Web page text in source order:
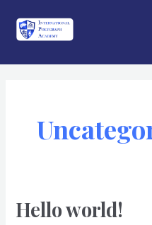
Hello world!
Hello